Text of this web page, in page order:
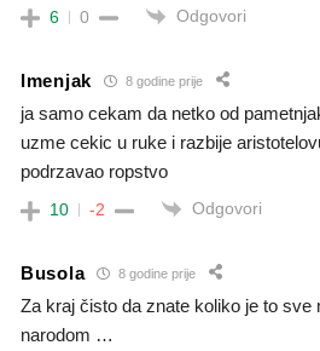
6 0 Odgovori
Imenjak 8 godine prije
ja samo cekam da netko od
uzme cekic u ruke i razbije
podrzavao ropstvo
10 -2 Odgovori
Busola 8 godine prije
Za kraj čisto da znate koliko je to sve
narodom …